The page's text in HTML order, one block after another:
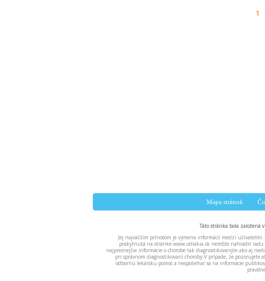
1
Mapa stránok
Táto stránka bola založená
Jej najväčším prínosom je výmena informácií medzi
poskytnutá na stránke www.celiakia.sk nemôže nahradiť radu
najpresnejšie informácie o chorobe tak diagnostikovaným ako aj
pri správnom diagnostikovaní choroby.V prípade, že pozorujete
odbornú lekársku pomoc a nespoliehať sa na informácie